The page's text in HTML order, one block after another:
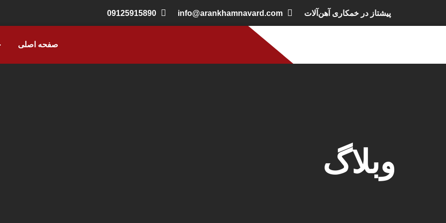
پیشتاز در خمکاری آهن‌آلات info@arankhamnavard.com
09125915890
صفحه اصلی
وبلاگ